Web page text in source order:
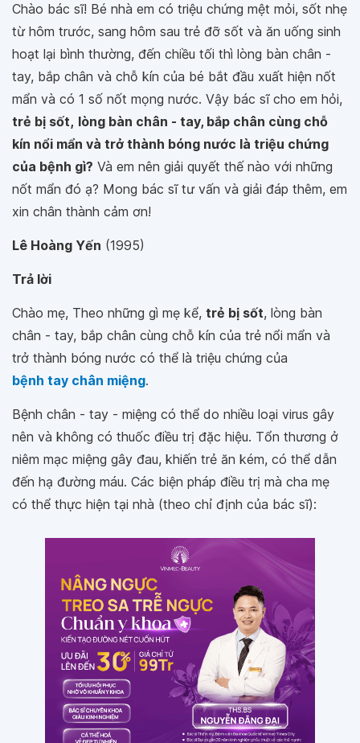
Chào bác sĩ! Bé nhà em có triệu chứng mệt mỏi, sốt nhẹ
từ hôm trước, sang hôm sau trẻ đỡ sốt và ăn uống sinh
hoạt lại bình thường, đến chiều tối thì lòng bàn chân -
tay, bắp chân và chỗ kín của bé bắt đầu xuất hiện nốt
mẩn và có 1 số nốt mọng nước. Vậy bác sĩ cho em hỏi,
trẻ bị sốt, lòng bàn chân - tay, bắp chân cùng chỗ
kín nổi mẩn và trở thành bóng nước là triệu chứng
của bệnh gì? Và em nên giải quyết thế nào với những
nốt mẩn đó ạ? Mong bác sĩ tư vấn và giải đáp thêm, em
xin chân thành cảm ơn!
Lê Hoàng Yến (1995)
Trả lời
Chào mẹ, Theo những gì mẹ kể, trẻ bị sốt, lòng bàn
chân - tay, bắp chân cùng chỗ kín của trẻ nổi mẩn và
trở thành bóng nước có thể là triệu chứng của
bệnh tay chân miệng.
Bệnh chân - tay - miệng có thể do nhiều loại virus gây
nên và không có thuốc điều trị đặc hiệu. Tổn thương ở
niêm mạc miệng gây đau, khiến trẻ ăn kém, có thể dẫn
đến hạ đường máu. Các biện pháp điều trị mà cha mẹ
có thể thực hiện tại nhà (theo chỉ định của bác sĩ):